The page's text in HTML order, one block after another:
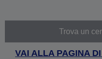
Trova un
VAI ALLA PAGINA